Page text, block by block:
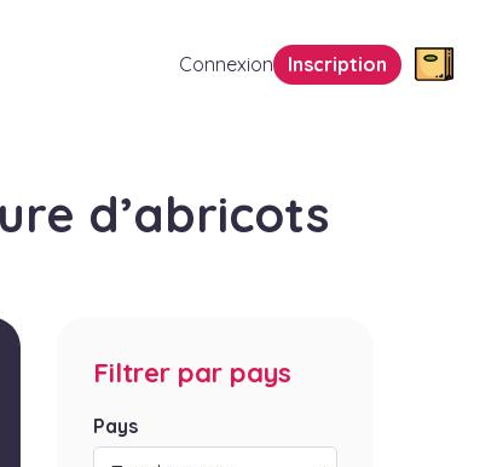
Connexion Inscription
d’abricots
Filtrer par pays
Pays